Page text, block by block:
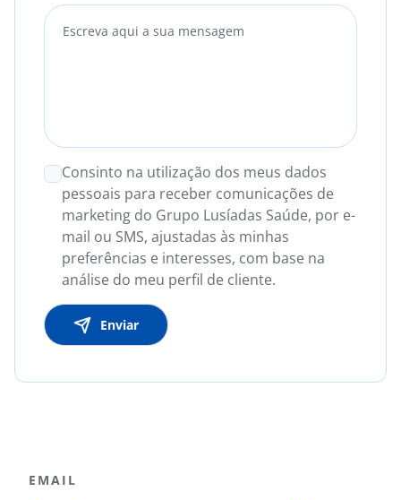
Consinto na utilização dos meus dados
pessoais para receber comunicações de
marketing do Grupo Lusíadas Saúde, por e-
mail ou SMS, ajustadas às minhas
preferências e interesses, com base na
análise do meu perfil de cliente.
EMAIL